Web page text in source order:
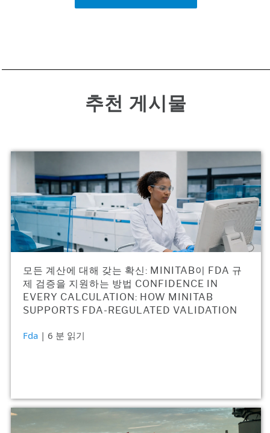
추천 게시물
모든 계산에 대해 갖는 확신: MINITAB이 FDA 규
제 검증을 지원하는 방법 CONFIDENCE IN
EVERY CALCULATION: HOW MINITAB
SUPPORTS FDA-REGULATED VALIDATION
Fda | 6 분 읽기